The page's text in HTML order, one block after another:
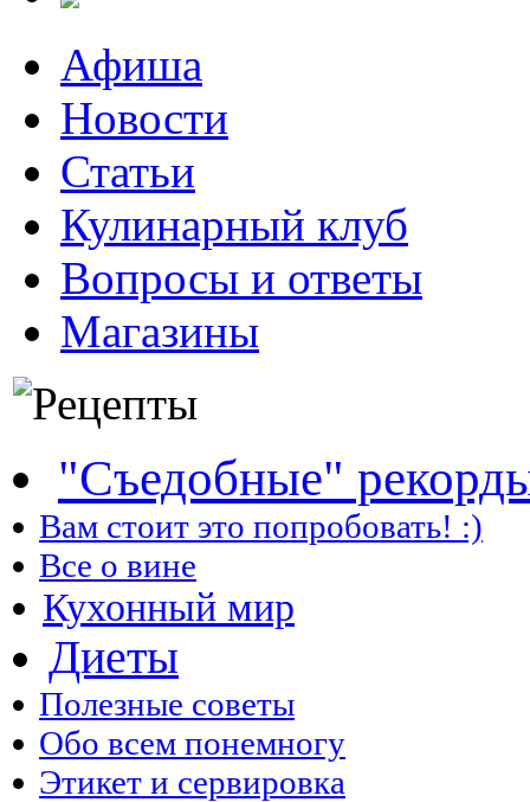
Афиша
Новости
Статьи
Кулинарный клуб
Вопросы и ответы
Магазины
"Съедобные"
Вам стоит это попробовать! :)
Все о вине
Кухонный мир
Диеты
Полезные советы
Обо всем понемногу
Этикет и сервировка